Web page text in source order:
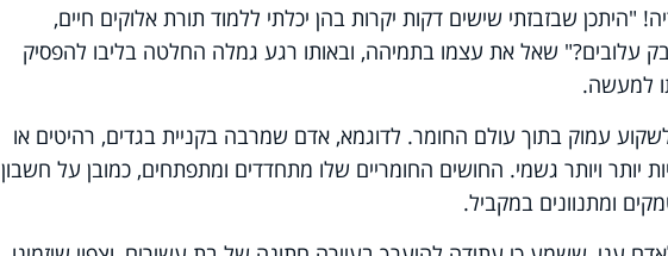
"היתכן שבזבזתי שישים דקות יקרות בהן יכלתי ללמוד תורת אלוקים חיים,
עלובים?" שאל את עצמו בתמיהה, ובאותו רגע גמלה החלטה בליבו להפסיק
למעשה.
עמוק בתוך עולם החומר. לדוגמא, אדם שמרבה בקניית בגדים, רהיטים או
יותר ויותר גשמי. החושים החומריים שלו מתחדדים ומתפתחים, כמובן על חשבון
ומתנוונים במקביל.